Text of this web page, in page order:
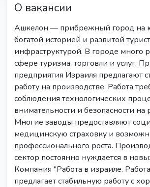
О вакансии
Ашкелон — прибрежный город на
богатой историей и развитой
инфраструктурой. В городе много
сфере туризма, торговли и услуг.
предприятия Израиля предлагают
работу на производстве. Работа
соблюдения технологических
внимательности и безопасности на
Многие заводы предоставляют
медицинскую страховку и
профессионального роста.
сектор постоянно нуждается в
Компания "Работа в израиле.
предлагает стабильную работу с